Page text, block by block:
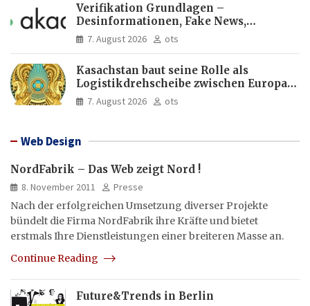
Verifikation Grundlagen –
Desinformationen, Fake News,
manipulierte Inhalte | dpa-Akademie
7. August 2026 ots
Kasachstan baut seine Rolle als
Logistikdrehscheibe zwischen Europa
und Asien aus
7. August 2026 ots
Web Design
NordFabrik – Das Web zeigt Nord !
8. November 2011
Presse
Nach der erfolgreichen Umsetzung diverser Projekte
bündelt die Firma NordFabrik ihre Kräfte und bietet
erstmals Ihre Dienstleistungen einer breiteren Masse an.
Continue Reading
Future&Trends in Berlin